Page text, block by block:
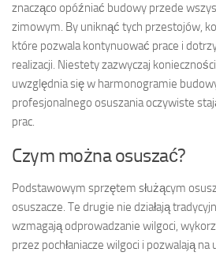
znacząco opóźniać budowy przede
zimowym. By uniknąć tych przestojów,
które pozwala kontynuować prace i
realizacji. Niestety zazwyczaj
uwzględnia się w harmonogramie
profesjonalnego osuszania oczywiste
prac.
Czym można osuszać?
Podstawowym sprzętem służącym
osuszacze. Te drugie nie działają
wzmagają odprowadzanie wilgoci,
przez pochłaniacze wilgoci i pozwalają